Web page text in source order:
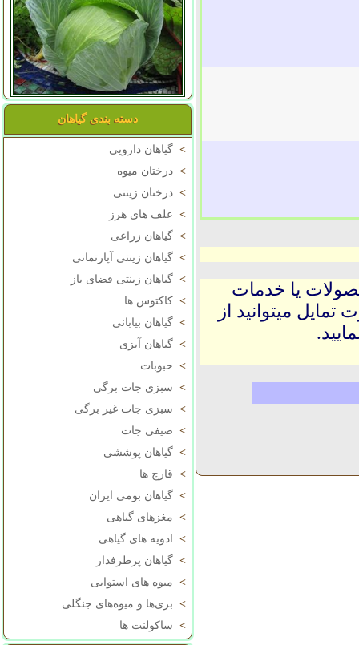
دسته بندی گیاهان
> گیاهان دارویی
> درختان میوه
> درختان زینتی
> علف های هرز
> گیاهان زراعی
> گیاهان زینتی آپارتمانی
> گیاهان زینتی فضای باز
> کاکتوس ها
> گیاهان بیابانی
> گیاهان آبزی
> حبوبات
> سبزی جات برگی
> سبزی جات غیر برگی
> صیفی جات
> گیاهان پوششی
> قارچ ها
> گیاهان بومی ایران
> مغزهای گیاهی
>
ادویه های گیاهی
> گیاهان پرطرفدار
> میوه های استوایی
> بری‌ها و میوه‌های جنگلی
> ساکولنت ها
یا خدمات
میتوانید از